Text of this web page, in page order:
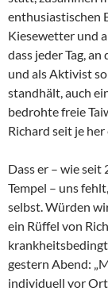
enthusiastischen
Kiesewetter und
dass jeder Tag,
und als Aktivist
standhält, auch
bedrohte freie
Richard seit je
Dass er – wie seit
Tempel – uns
selbst. Würden
ein Rüffel von
gestern Abend:
individuell vor